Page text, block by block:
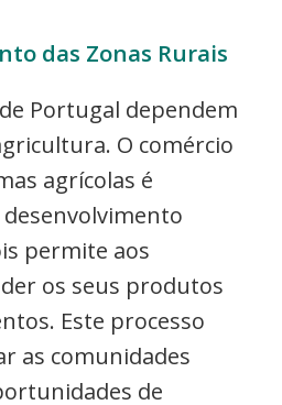
das Zonas Rurais
Portugal dependem
O comércio
agrícolas é
permite aos
os seus produtos
Este processo
as comunidades
de